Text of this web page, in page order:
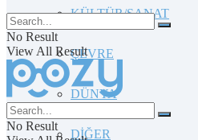
KÜLTÜR/SANAT
ÇEVRE
DÜNYA
DİĞER
No Result
View All Result
No Result